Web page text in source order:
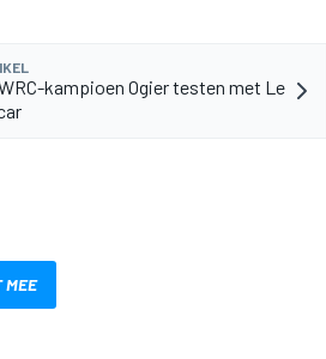
kampioen Ogier testen met Le
MEE